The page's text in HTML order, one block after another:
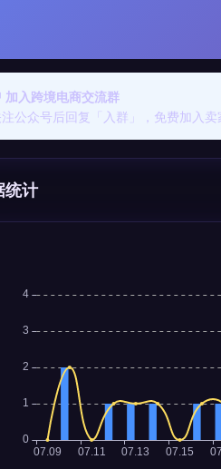
加入跨境电商交流群
公众号后回复「入群」，免费加入
统计